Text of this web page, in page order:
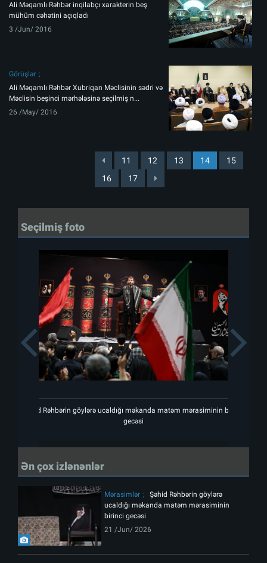
Ali Məqamlı Rəhbər inqilabçı xarakterin beş
mühüm cəhətini açıqladı
3 /Jun/ 2016
Görüşlər
Ali Məqamlı Rəhbər Xubriqan Məclisinin sədri və
Məclisin beşinci mərhələsinə seçilmiş n...
26 /May/ 2016
11 12 13 14
15
16
17
Seçilmiş foto
Şəhid Rəhbərin göylərə ucaldığı məkanda matəm mərasiminin birinci
gecəsi
Previous
Ən çox izlənənlər
Mərasimlər
Şəhid Rəhbərin göylərə
ucaldığı məkanda matəm mərasiminin
birinci gecəsi
21 /Jun/ 2026